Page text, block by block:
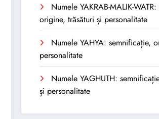
Numele YAKRAB-MALIK-
origine, trăsături și personalitate
Numele YAHYA: semnificație,
personalitate
Numele YAGHUTH:
și personalitate